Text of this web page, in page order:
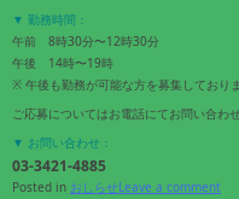
▼ 勤務時間：
午前 8時30分〜12時30分
午後 14時〜19時
※ 午後も勤務が可能な方を募集しておりま
ご応募についてはお電話にてお問い合わせ
▼ お問い合わせ：
03-3421-4885
Posted in おしらせLeave a comment